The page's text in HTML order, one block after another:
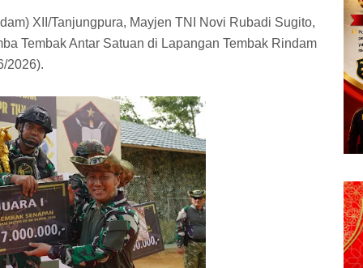
XII/Tanjungpura, Mayjen TNI Novi Rubadi Sugito,
Tembak Antar Satuan di Lapangan Tembak Rindam
2026).